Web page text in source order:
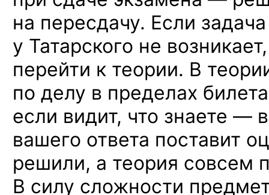
на пересдачу. Если
у Татарского не
перейти к теории. В
по делу в пределах
если видит, что знаете —
вашего ответа поставит
решили, а теория совсем
В силу сложности